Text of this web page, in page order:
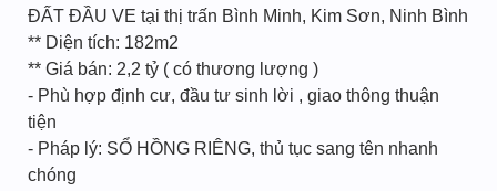
ĐẤT ĐẦU VE tại thị trấn Bình Minh, Kim Sơn, Ninh Bình
** Diện tích: 182m2
** Giá bán: 2,2 tỷ ( có thương lượng )
- Phù hợp định cư, đầu tư sinh lời , giao thông thuận
tiện
- Pháp lý: SỔ HỒNG RIÊNG, thủ tục sang tên nhanh
chóng